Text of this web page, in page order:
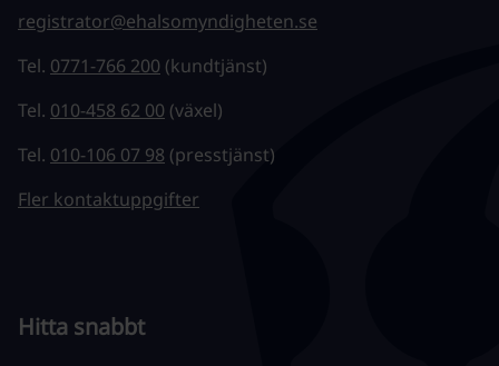
registrator@ehalsomyndigheten.se
Tel. 0771-766 200 (kundtjänst)
Tel. 010-458 62 00 (växel)
Tel. 010-106 07 98 (presstjänst)
Fler kontaktuppgifter
Hitta snabbt